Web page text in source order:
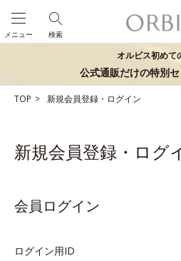
検索
メニュー
オルビス初めて
公式通販だけの特別セ
TOP 新規会員登録・ログイン
新規会員登録・ログ
会員ログイン
ログイン用ID